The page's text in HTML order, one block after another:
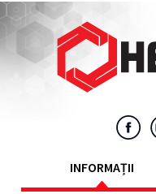
INFORMAȚII